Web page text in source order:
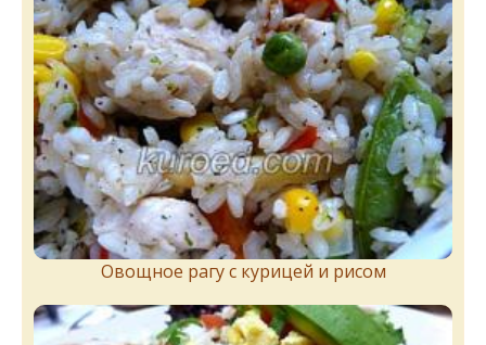
Овощное рагу с курицей и рисом